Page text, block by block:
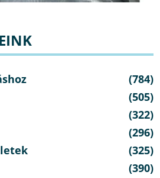
(784)
(505)
(322)
(296)
(325)
(390)